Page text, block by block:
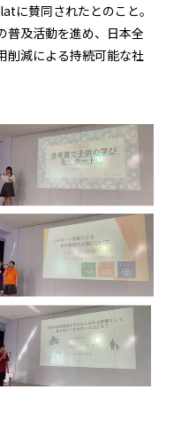
に賛同されたとのこと。
普及活動を進め、日本全
削減による持続可能な社